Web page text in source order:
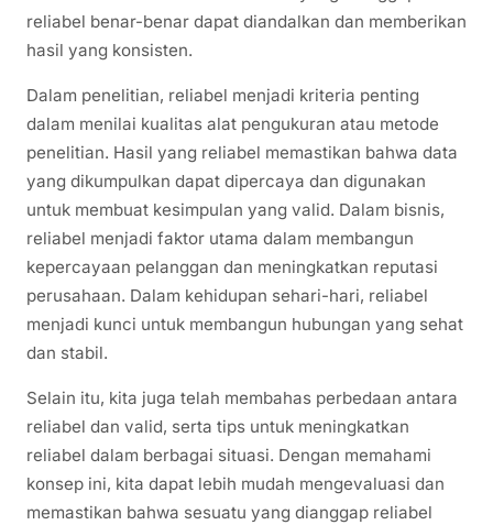
reliabel benar-benar dapat diandalkan dan memberikan
hasil yang konsisten.
Dalam penelitian, reliabel menjadi kriteria penting
dalam menilai kualitas alat pengukuran atau metode
penelitian. Hasil yang reliabel memastikan bahwa data
yang dikumpulkan dapat dipercaya dan digunakan
untuk membuat kesimpulan yang valid. Dalam bisnis,
reliabel menjadi faktor utama dalam membangun
kepercayaan pelanggan dan meningkatkan reputasi
perusahaan. Dalam kehidupan sehari-hari, reliabel
menjadi kunci untuk membangun hubungan yang sehat
dan stabil.
Selain itu, kita juga telah membahas perbedaan antara
reliabel dan valid, serta tips untuk meningkatkan
reliabel dalam berbagai situasi. Dengan memahami
konsep ini, kita dapat lebih mudah mengevaluasi dan
memastikan bahwa sesuatu yang dianggap reliabel